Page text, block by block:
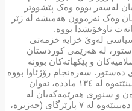
لەسەر بووە وەک پێشووتر
وەک ئەزموون هەمیشە لە ژێر
ناوخۆیشدا بووە.
لەوێ خرایە خزمەتی
لە هەرێمی کوردستان
و پێکهاتەکان بوونە
سەرەنجام رۆژئاوا بووە
خاوەنی دەستورێک کە خۆی دبینێتەوە لە ١٣٤ ماددە، ئەوان
و سنوری هەرێمەکەیان لە
دەستور دیاری بکەن، کە خۆی دەبینێەوە لە ٧ پارێزگای (جەزیرە،